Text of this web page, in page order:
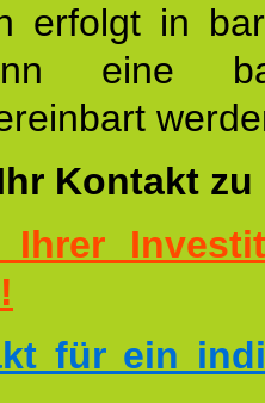
erfolgt in
eine
Kontakt
Ihrer
für ein